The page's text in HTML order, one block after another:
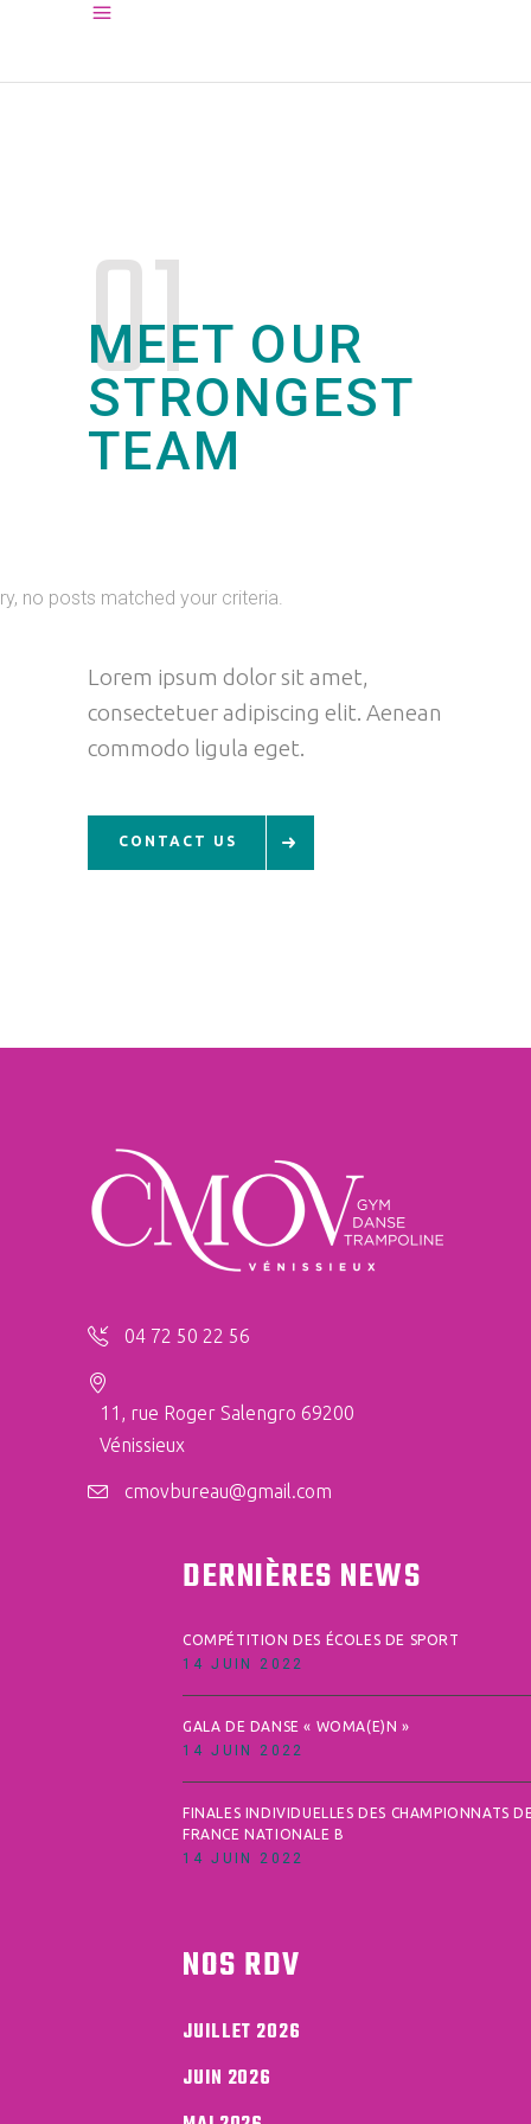
MEET OUR
STRONGEST
TEAM
01
no posts matched your criteria.
Lorem ipsum dolor sit amet,
consectetuer adipiscing elit. Aenean
commodo ligula eget.
CONTACT US
04 72 50 22 56
11, rue Roger Salengro 69200
Vénissieux
cmovbureau@gmail.com
DERNIÈRES NEWS
COMPÉTITION DES ÉCOLES DE SPORT
14 JUIN 2022
GALA DE DANSE « WOMA(E)N »
14 JUIN 2022
FINALES INDIVIDUELLES DES CHAMPIONNATS
FRANCE NATIONALE B
14 JUIN 2022
NOS RDV
JUILLET 2026
JUIN 2026